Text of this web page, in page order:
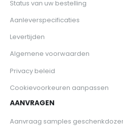
Status van uw bestelling
Aanleverspecificaties
Levertijden
Algemene voorwaarden
Privacy beleid
Cookievoorkeuren aanpassen
AANVRAGEN
Aanvraag samples